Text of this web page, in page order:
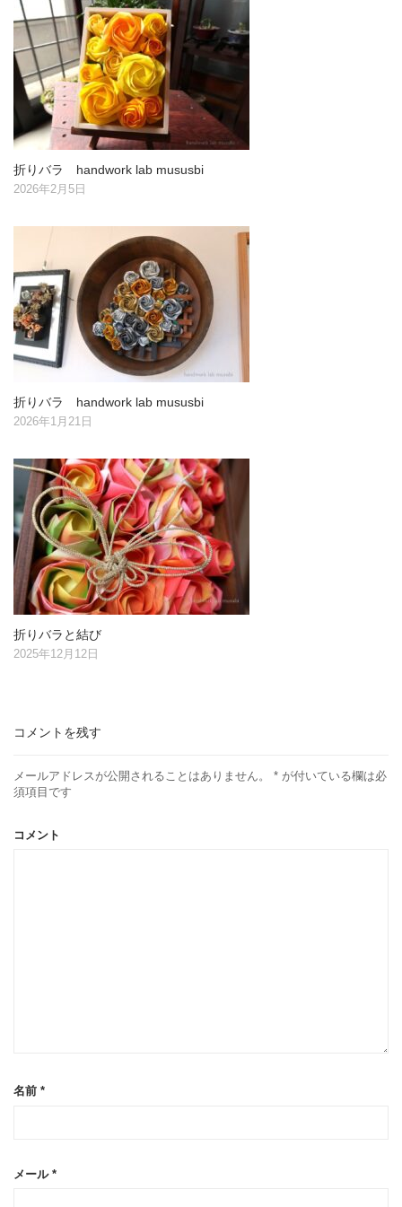
折りバラ handwork lab mususbi
2026年2月5日
折りバラ handwork lab mususbi
2026年1月21日
折りバラと結び
2025年12月12日
コメントを残す
メールアドレスが公開されることはありません。 * が付いている欄は必
須項目です
コメント
名前 *
メール *